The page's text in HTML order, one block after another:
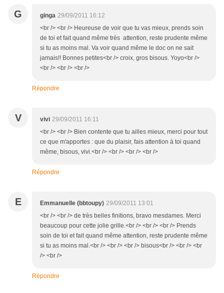
G ginga 29/09/2011 16:12
<br /> <br /> Heureuse de voir que tu vas mieux, prends soin
de toi et fait quand même très attention, reste prudente même
si tu as moins mal. Va voir quand même le doc on ne sait
jamais!! Bonnes petites<br /> croix, gros bisous. Yoyo<br />
<br /> <br /> <br />
Répondre
V vivi 29/09/2011 16:11
<br /> <br /> Bien contente que tu ailles mieux, merci pour tout
ce que m'apportes : que du plaisir, fais attention à toi quand
même, bisous, vivi.<br /> <br /> <br /> <br />
Répondre
E Emmanuelle (bbtoupy) 29/09/2011 13:01
<br /> <br /> de très belles finitions, bravo mesdames. Merci
beaucoup pour cette jolie grille.<br /> <br /> <br /> Prends
soin de toi et fait quand même attention, reste prudente même
si tu as moins mal.<br /> <br /> <br /> bisous<br /> <br /> <br
/> <br />
Répondre